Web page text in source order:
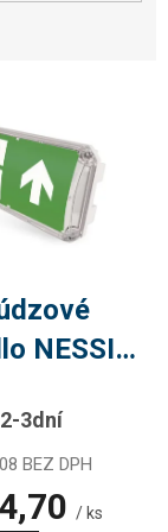
NESSI
3dní
BEZ DPH
/ ks